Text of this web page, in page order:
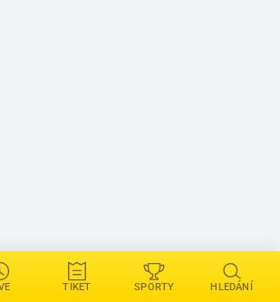
TIKET SPORTY HLEDÁNÍ